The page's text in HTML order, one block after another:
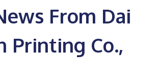
From Dai
Printing Co.,